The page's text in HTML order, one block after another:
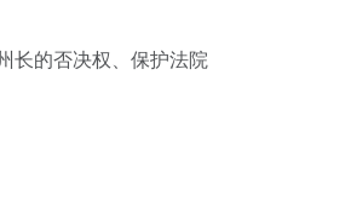
长的否决权、保护法院